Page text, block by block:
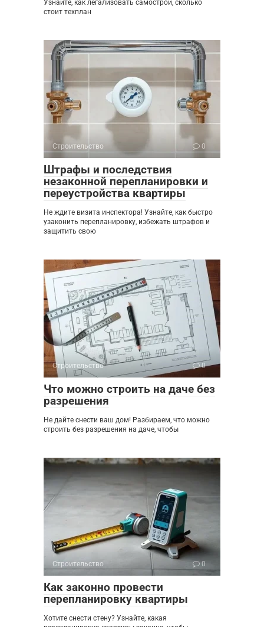
Узнайте, как легализовать самострой, сколько
стоит техплан
Строительство 0
Штрафы и последствия
незаконной перепланировки и
переустройства квартиры
Не ждите визита инспектора! Узнайте, как быстро
узаконить перепланировку, избежать штрафов и
защитить свою
Строительство 0
Что можно строить на даче без
разрешения
Не дайте снести ваш дом! Разбираем, что можно
строить без разрешения на даче, чтобы
Строительство 0
Как законно провести
перепланировку квартиры
Хотите снести стену? Узнайте, какая